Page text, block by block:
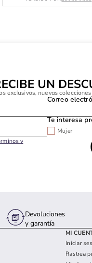
UN
exclusivos, nuevas
Correo
Te interesa
Mujer
y
Devoluciones
y garantía
MI
Iniciar
Rastrea